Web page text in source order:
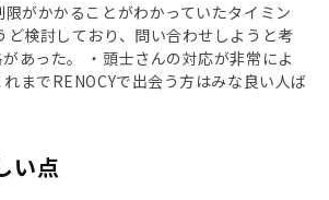
限がかかることがわかっていたタイミン
ど検討しており、問い合わせしようと考
あった。 ・頭士さんの対応が非常によ
までRENOCYで出会う方はみな良い人ば
い点